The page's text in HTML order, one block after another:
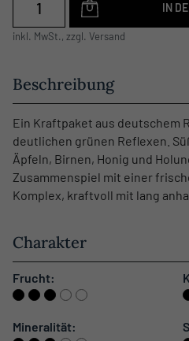
IN
inkl. MwSt., zzgl. Versand
Beschreibung
Ein Kraftpaket aus deutschem
deutlichen grünen Reflexen.
Äpfeln, Birnen, Honig und
Zusammenspiel mit einer
Komplex, kraftvoll mit lang
Charakter
Frucht:
Mineralität: